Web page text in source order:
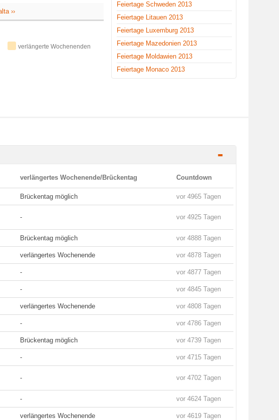
››
verlängerte Wochenenden
Feiertage Schweden 2013
Feiertage Litauen 2013
Feiertage Luxemburg 2013
Feiertage Mazedonien 2013
Feiertage Moldawien 2013
Feiertage Monaco 2013
-
verlängertes Wochenende/Brückentag Countdown
Brückentag möglich vor 4965 Tagen
- vor 4925 Tagen
Brückentag möglich vor 4888 Tagen
verlängertes Wochenende vor 4878 Tagen
- vor 4877 Tagen
- vor 4845 Tagen
verlängertes Wochenende vor 4808 Tagen
- vor 4786 Tagen
Brückentag möglich vor 4739 Tagen
- vor 4715 Tagen
- vor 4702 Tagen
- vor 4624 Tagen
verlängertes Wochenende vor 4619 Tagen